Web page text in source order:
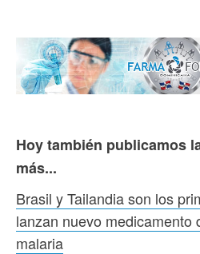
Hoy también publicamos
más...
Brasil y Tailandia son los
lanzan nuevo medicamento
malaria